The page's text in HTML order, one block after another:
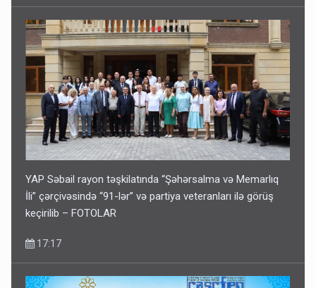
YAP Səbail rayon təşkilatında “Şəhərsalma və Memarlıq
İli” çərçivəsində “91-lər” və partiya veteranları ilə görüş
keçirilib – FOTOLAR
17:17